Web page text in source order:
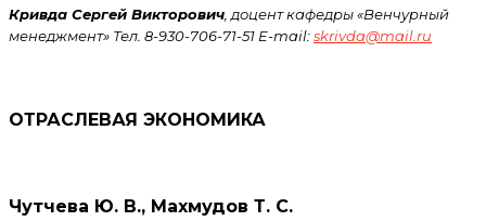
Кривда Сергей Викторович , доцент кафедры «Венчурный
менеджмент» Тел. 8-930-706-71-51 E-mail:skrivda@mail.ru
ОТРАСЛЕВАЯ ЭКОНОМИКА
Чутчева Ю. В., Махмудов Т. С.